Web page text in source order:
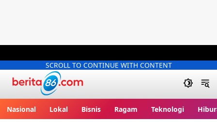
SCROLL TO CONTINUE WITH CONTENT
Nasional Lokal Bisnis Ragam Teknologi